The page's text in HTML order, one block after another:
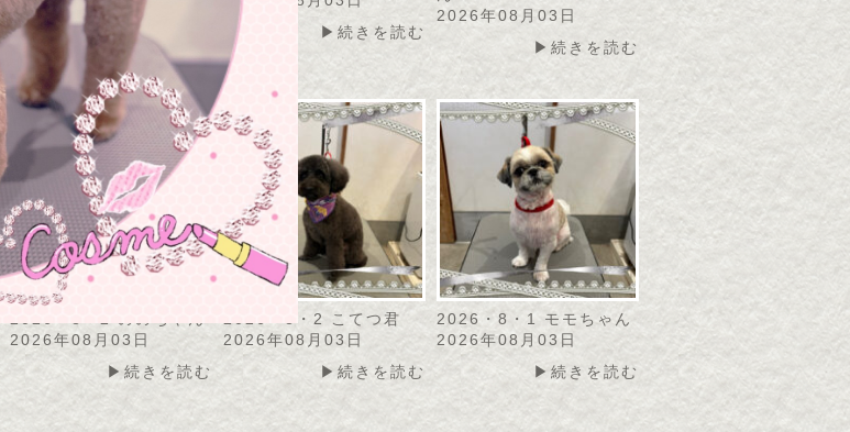
▶続きを読む
▶続きを読む
2026年08月03日
▶続きを読む
2026年08月03日
▶続きを読む
2026・8・2 こてつ君
2026年08月03日
▶続きを読む
2026・8・1 モモちゃん
2026年08月03日
▶続きを読む